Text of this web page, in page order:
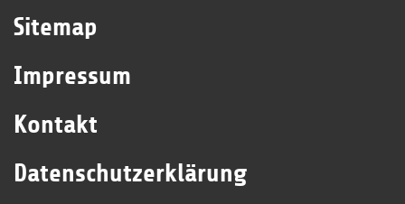
Sitemap
Impressum
Kontakt
Datenschutzerklärung